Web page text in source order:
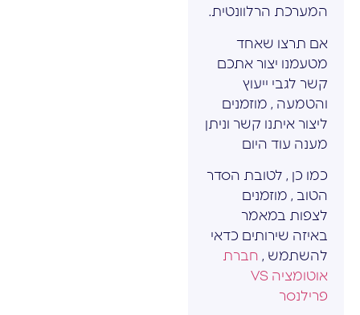
המערכת הרלוונטית.
אם תרצו שאחד
מטעמנו יצור אתכם
קשר לגבי ייעוץ
והטמעה , מוזמנים
ליצור איתנו קשר וניתן
מענה עוד היום
כמו כן , לטובת הסדר
הטוב , מוזמנים
לצפות במאמר
באיזה שירותים כדאי
להשתמש , חברת
אוטומציה VS
פרילנסר